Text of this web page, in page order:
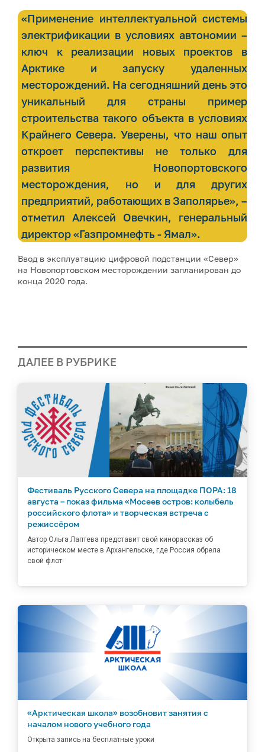
«Применение интеллектуальной системы
электрификации в условиях автономии –
ключ к реализации новых проектов в
Арктике и запуску удаленных
месторождений. На сегодняшний день это
уникальный для страны пример
строительства такого объекта в условиях
Крайнего Севера. Уверены, что наш опыт
откроет перспективы не только для
развития Новопортовского
месторождения, но и для других
предприятий, работающих в Заполярье», –
отметил Алексей Овечкин, генеральный
директор «Газпромнефть - Ямал».
Ввод в эксплуатацию цифровой подстанции «Север»
на Новопортовском месторождении запланирован до
конца 2020 года.
ДАЛЕЕ В РУБРИКЕ
Фестиваль Русского Севера на площадке ПОРА: 18
августа – показ фильма «Мосеев остров: колыбель
российского флота» и творческая встреча с
режиссёром
Автор Ольга Лаптева представит свой кинорассказ об
историческом месте в Архангельске, где Россия обрела
свой флот
«Арктическая школа» возобновит занятия с
началом нового учебного года
Открыта запись на бесплатные уроки